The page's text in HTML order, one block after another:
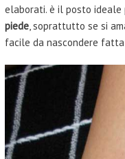
elaborati. è il posto ideale
piede, soprattutto se si
facile da nascondere